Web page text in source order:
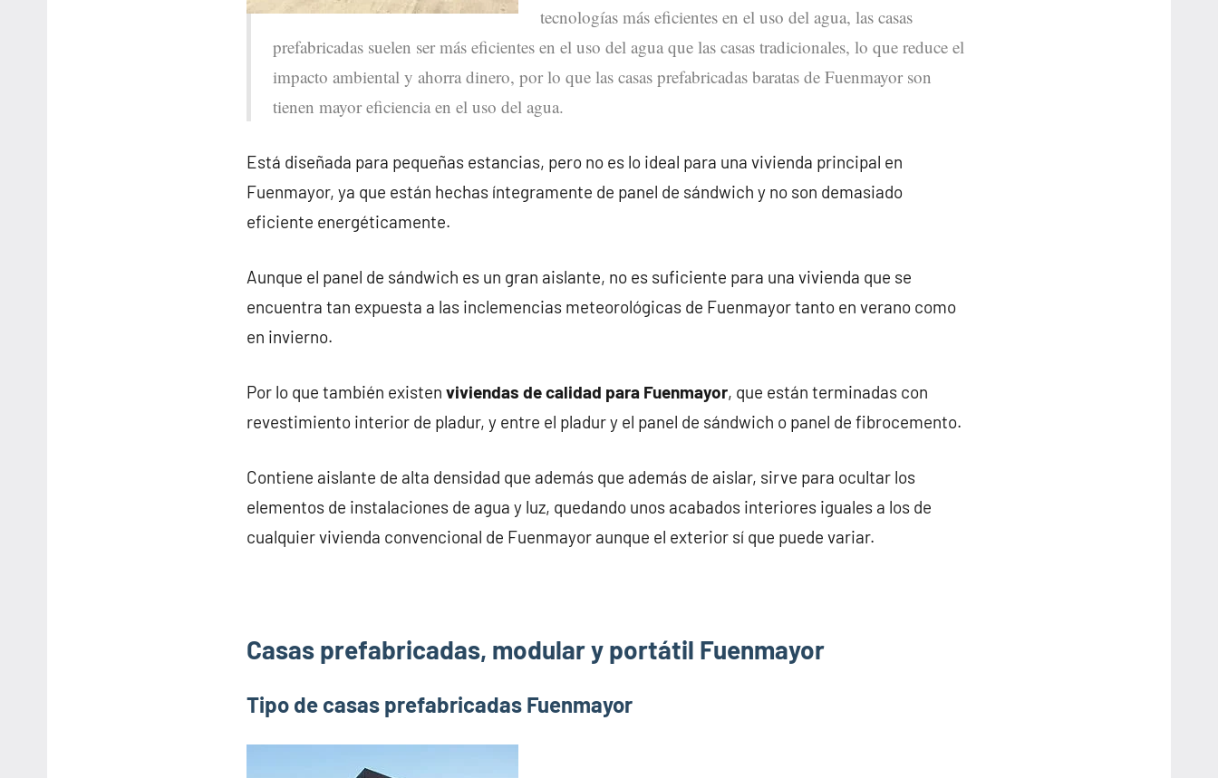
tecnologías más eficientes en el uso del agua, las casas
prefabricadas suelen ser más eficientes en el uso del agua que las casas tradicionales, lo que reduce el
impacto ambiental y ahorra dinero, por lo que las casas prefabricadas baratas de Fuenmayor son
tienen mayor eficiencia en el uso del agua.
Está diseñada para pequeñas estancias, pero no es lo ideal para una vivienda principal en
Fuenmayor, ya que están hechas íntegramente de panel de sándwich y no son demasiado
eficiente energéticamente.
Aunque el panel de sándwich es un gran aislante, no es suficiente para una vivienda que se
encuentra tan expuesta a las inclemencias meteorológicas de Fuenmayor tanto en verano como
en invierno.
Por lo que también existen viviendas de calidad para Fuenmayor, que están terminadas con
revestimiento interior de pladur, y entre el pladur y el panel de sándwich o panel de fibrocemento.
Contiene aislante de alta densidad que además que además de aislar, sirve para ocultar los
elementos de instalaciones de agua y luz, quedando unos acabados interiores iguales a los de
cualquier vivienda convencional de Fuenmayor aunque el exterior sí que puede variar.
Casas prefabricadas, modular y portátil Fuenmayor
Tipo de casas prefabricadas Fuenmayor